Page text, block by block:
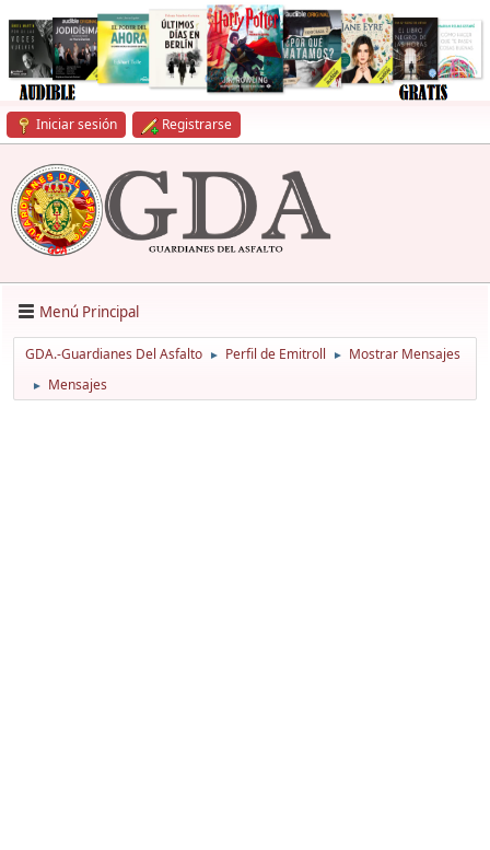
Iniciar sesión Registrarse
Menú Principal
GDA.-Guardianes Del Asfalto ► Perfil de Emitroll ► Mostrar Mensajes
► Mensajes